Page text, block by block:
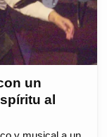
un
al